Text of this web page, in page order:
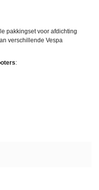
pakkingset voor afdichting
verschillende Vespa
: